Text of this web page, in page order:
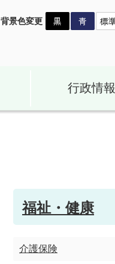
背景色変更
行政情報
福祉・健康
介護保険